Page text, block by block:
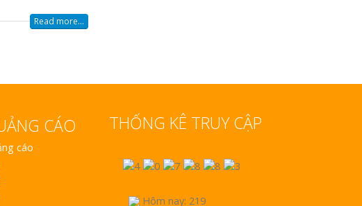
Read more...
CÁO
cáo
THỐNG KÊ TRUY CẬP
Hôm nay: 219